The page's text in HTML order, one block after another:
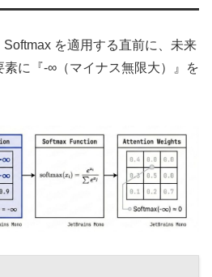
を適用する直前に、未来
に『-∞（マイナス無限大）』を